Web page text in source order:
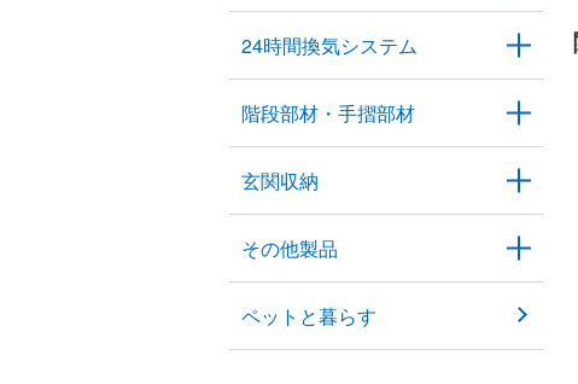
24時間換気システム
階段部材・手摺部材
玄関収納
その他製品
ペットと暮らす